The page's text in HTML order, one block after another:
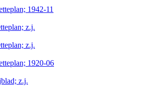
1942-11
z.j.
z.j.
1920-06
z.j.